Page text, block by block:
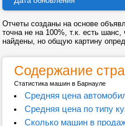
Отчеты созданы на основе
точна не на 100%, т.к. есть
найдены, но общую картину
Содержание
Статистика машин в Барнауле
Средняя цена
Средняя цена по типу
Сколько машин в